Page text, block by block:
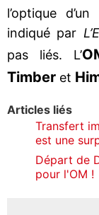
l’optique
indiqué par
pas liés. L’
Timber et
Articles liés
Transfert
est une
Départ de
pour l'OM !